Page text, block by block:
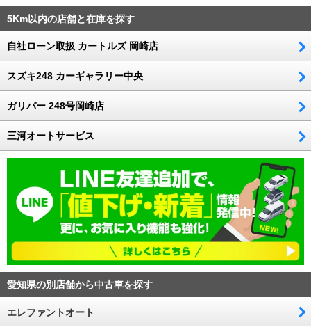
5Km以内の店舗と在庫を探す
自社ローン取扱 カートルズ 岡崎店
スズキ248 カーギャラリー中央
ガリバー 248号岡崎店
三河オートサービス
愛知県の別店舗から中古車を探す
エレファントオート